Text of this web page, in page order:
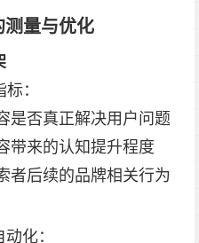
量与优化
：
是否真正解决用户问题
带来的认知提升程度
者后续的品牌相关行为
化：